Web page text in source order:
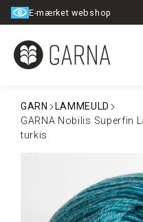
Spring
6 måneders
GARN
LAMMEULD
GARNA Nobilis Superfin
turkis